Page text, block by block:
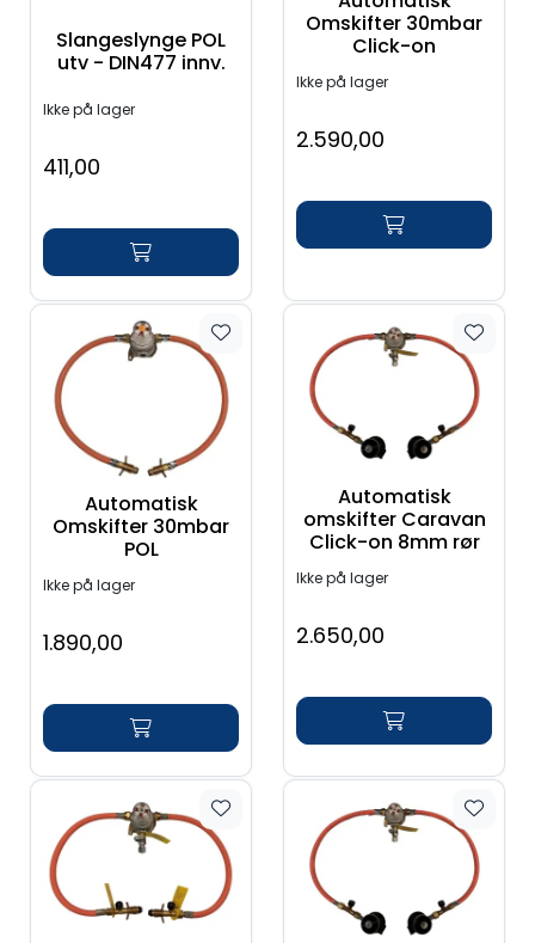
Slangeslynge POL
utv - DIN477 innv.
Ikke på lager
411,00
Omskifter 30mbar
Click-on
Ikke på lager
2.590,00
Automatisk
Omskifter 30mbar
POL
Ikke på lager
1.890,00
Automatisk
omskifter Caravan
Click-on 8mm rør
Ikke på lager
2.650,00
Alle produkter